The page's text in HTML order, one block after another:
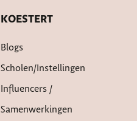
KOESTERT
Blogs
Scholen/instellingen
Influencers /
Samenwerkingen